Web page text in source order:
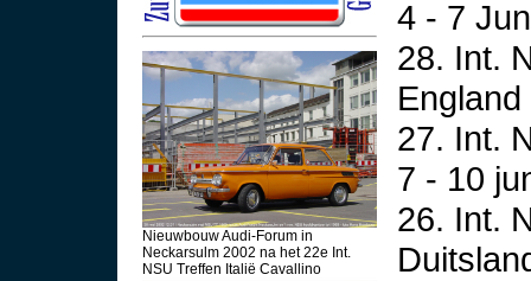
Nieuwbouw Audi-Forum in
Neckarsulm 2002 na het 22e Int.
NSU Treffen Italië Cavallino
4 - 7
28. Int.
27. Int.
7 - 10
26. Int.